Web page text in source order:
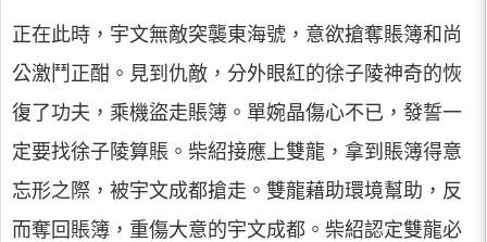
正在此時，宇文無敵突襲東海號，意欲搶奪賬簿和尚
公激鬥正酣。見到仇敵，分外眼紅的徐子陵神奇的恢
復了功夫，乘機盜走賬簿。單婉晶傷心不已，發誓一
定要找徐子陵算賬。柴紹接應上雙龍，拿到賬簿得意
忘形之際，被宇文成都搶走。雙龍藉助環境幫助，反
而奪回賬簿，重傷大意的宇文成都。柴紹認定雙龍必